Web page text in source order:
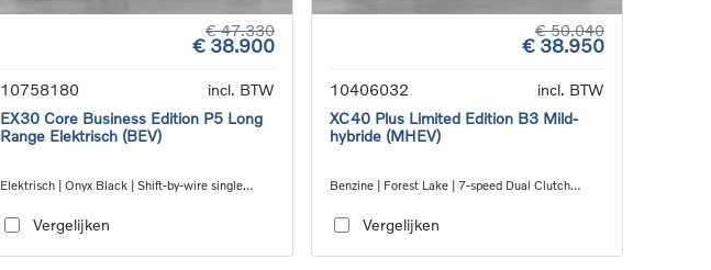
€ 47.330
€ 38.900
10758180
incl. BTW
EX30 Core Business Edition P5 Long
Range Elektrisch (BEV)
Elektrisch | Onyx Black | Shift-by-wire single
Vergelijken
€ 50.040
€ 38.950
10406032
incl. BTW
XC40 Plus Limited Edition B3 Mild-
hybride (MHEV)
Benzine | Forest Lake | 7-speed Dual Clutch
Vergelijken